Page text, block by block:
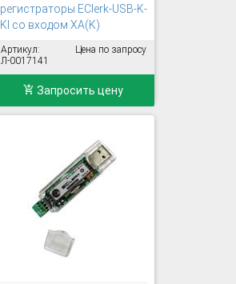
регистраторы EClerk-USB-K-
Kl со входом XA(K)
Артикул:
Л-0017141
Цена по запросу
Запросить цену